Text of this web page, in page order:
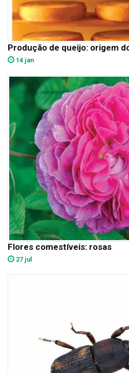
Produção de queijo: origem
14 jan
Flores comestíveis: rosas
27 jul